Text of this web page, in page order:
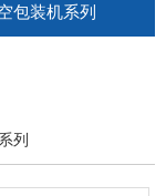
包装机系列
列